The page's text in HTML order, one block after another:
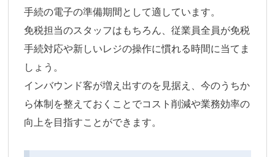
手続の電子の準備期間として適しています。
免税担当のスタッフはもちろん、従業員全員が免税
手続対応や新しいレジの操作に慣れる時間に当てま
しょう。
インバウンド客が増え出すのを見据え、今のうちか
ら体制を整えておくことでコスト削減や業務効率の
向上を目指すことができます。